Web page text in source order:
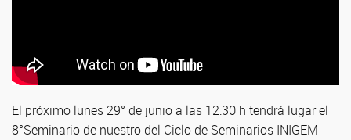
El próximo lunes 29° de junio a las 12:30 h tendrá lugar el
8°Seminario de nuestro del Ciclo de Seminarios INIGEM